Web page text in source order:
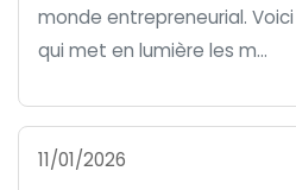
monde entrepreneurial.
qui met en lumière les m...
11/01/2026